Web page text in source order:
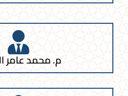
م. محمد عامر